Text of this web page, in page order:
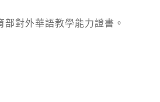
對外華語教學能力證書。